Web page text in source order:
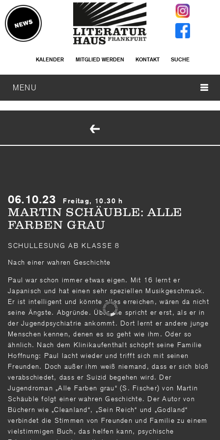
KALENDER MITGLIED WERDEN KONTAKT SUCHE
MENU
06.10.23 Freitag, 10.30 h
MARTIN SCHÄUBLE: ALLE
FARBEN GRAU
SCHULLESUNG AB KLASSE 8
Nach einer wahren Geschichte
Paul war schon immer etwas eigen. Mit 16 lernt er
Japanisch und hat einen sehr speziellen Musikgeschmack.
Er ist intelligent und könnte alles erreichen, wären da nicht
seine Ängste. Abgründe. Über die spricht er erst, als er in
der Jugendpsychiatrie ankommt. Dort lernt er andere junge
Menschen kennen, denen es so geht wie ihm. Oder so
ähnlich. Nach dem Klinikaufenthalt schöpft seine Familie
Hoffnung: Paul lacht wieder und trifft sich mit seinen
Freunden. Doch außer ihm weiß niemand, dass er sich bloß
verabschiedet, dass er Suizid begehen wird. Der
Jugendroman „Alle Farben grau“ (S. Fischer) von Martin
Schäuble folgt einer wahren Geschichte. Der Autor von
Büchern wie „Cleanland“, „Sein Reich“ und „Godland“
verbindet die Stimmen von Freunden und Familie zu einem
vielstimmigen Buch, das helfen kann, psychische